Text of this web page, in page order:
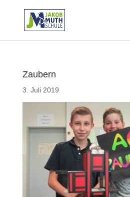
Zaubern
3. Juli 2019